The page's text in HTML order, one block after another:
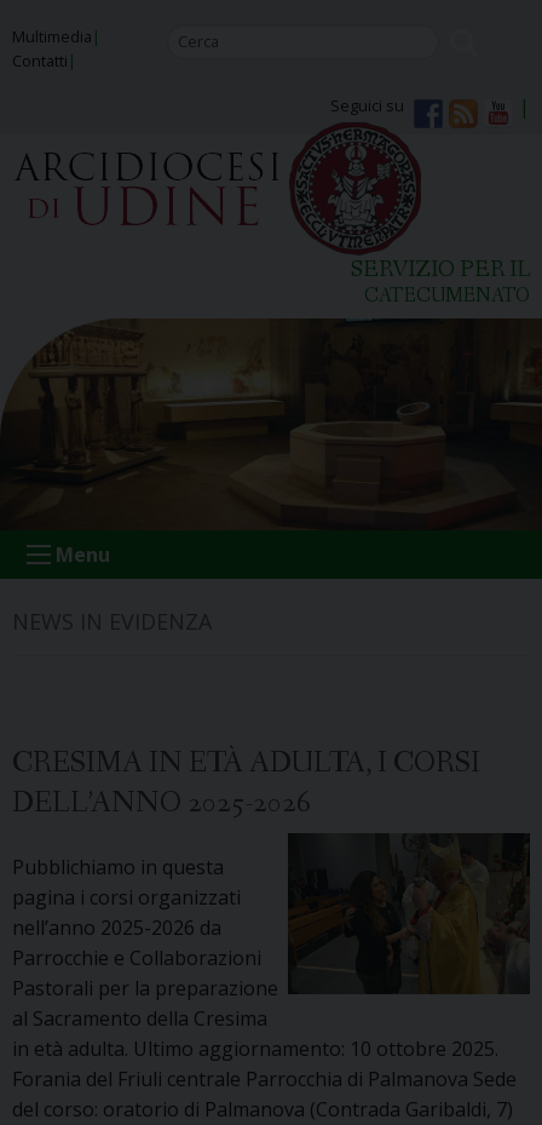
to
content
Multimedia
Contatti
Seguici su
SERVIZIO PER IL
CATECUMENATO
Menu
CRESIMA IN ETÀ ADULTA, I CORSI
DELL’ANNO 2025-2026
Pubblichiamo in questa
pagina i corsi organizzati
nell’anno 2025-2026 da
Parrocchie e Collaborazioni
Pastorali per la preparazione
al Sacramento della Cresima
in età adulta. Ultimo aggiornamento: 10 ottobre 2025.
Forania del Friuli centrale Parrocchia di Palmanova Sede
del corso: oratorio di Palmanova (Contrada Garibaldi, 7)